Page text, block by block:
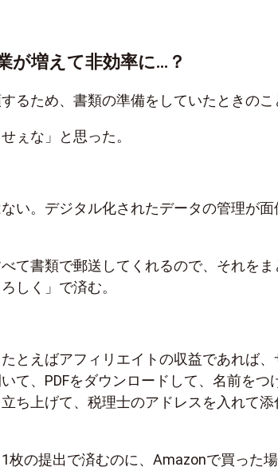
が増えて非効率に…？
るため、書類の準備をしていたときのこ
ぇな」と思った。
い。デジタル化されたデータの管理が面
て書類で郵送してくれるので、それをま
しく」で済む。
とえばアフィリエイトの収益であれば、
て、PDFをダウンロードして、名前をつ
ち上げて、税理士のアドレスを入れて添
枚の提出で済むのに、Amazonで買った場